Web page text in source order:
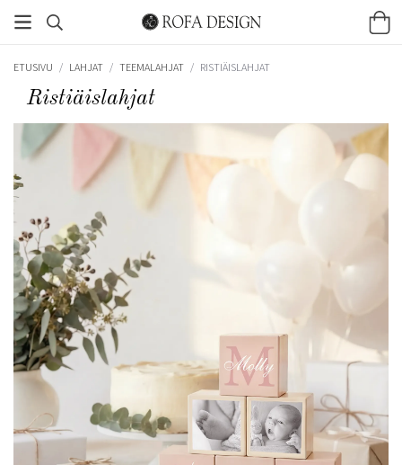
ETUSIVU / LAHJAT / TEEMALAHJAT / RISTIÄISLAHJAT
Ristiäislahjat